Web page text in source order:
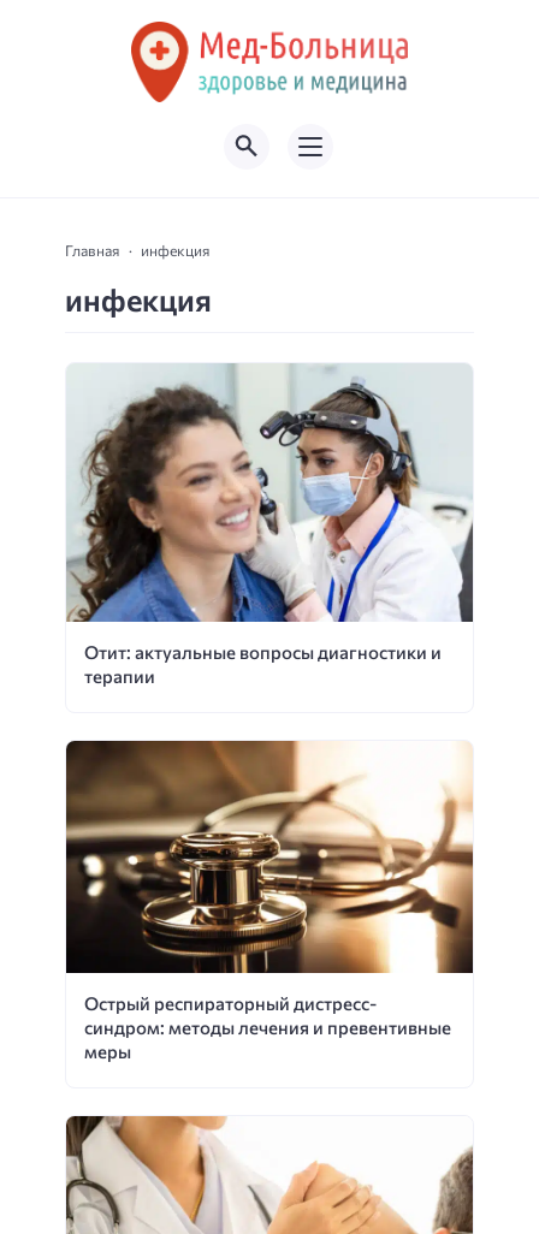
Главная инфекция
инфекция
Отит: актуальные вопросы диагностики и
терапии
Острый респираторный дистресс-
синдром: методы лечения и превентивные
меры